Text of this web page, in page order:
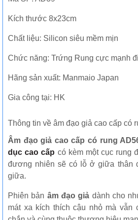
Kích thước 8x23cm
Chất liệu: Silicon siêu mềm mịn
Chức năng: Trứng Rung cực mạnh
Hãng sản xuất: Manmaio Japan
Gia công tại: HK
Thông tin về âm đạo giả cao cấp có
Âm đạo giả cao cấp có rung
dục cao cấp có kèm một cục rung
đương nhiên sẽ có lỗ ở giữa thân
giữa.
Phiên bản âm đạo giả dành cho
mát xa kích thích cậu nhỏ mà vẫn